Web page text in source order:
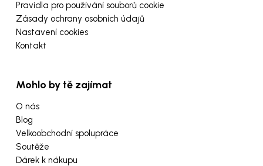
Pravidla pro používání souborů cookie
Zásady ochrany osobních údajů
Nastavení cookies
Kontakt
Mohlo by tě zajímat
O nás
Blog
Velkoobchodní spolupráce
Soutěže
Dárek k nákupu